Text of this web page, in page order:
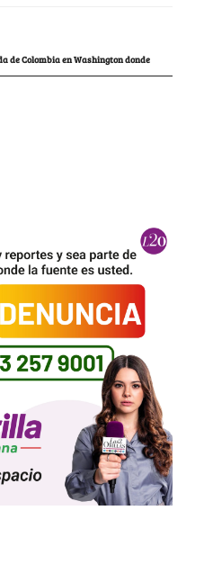
de Colombia en Washington donde